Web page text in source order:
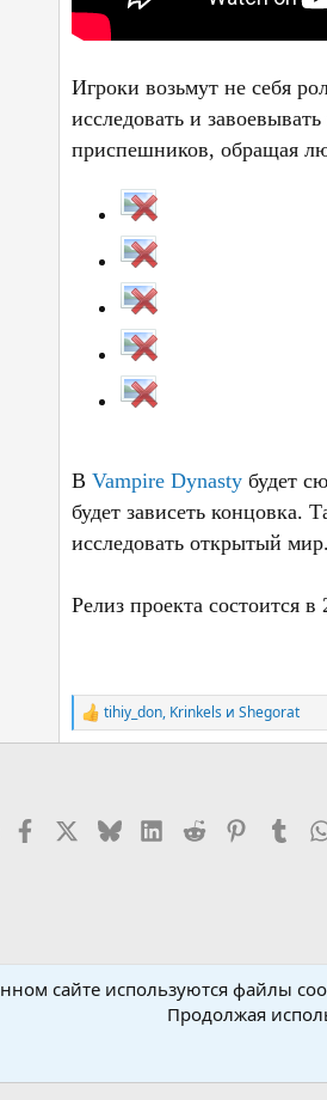
Игроки возьмут не себя
исследовать и
приспешников, обращая
В Vampire Dynasty будет
будет зависеть концовка.
исследовать открытый мир.
Релиз проекта состоится
Р
е
tihiy_don, Krinkels и Shegorat
FacebookX (Twitter)
BlueskyLinkedIn
Reddit Pinterest
раздел Новости Новости игр
сайте используются файлы
Продолжая